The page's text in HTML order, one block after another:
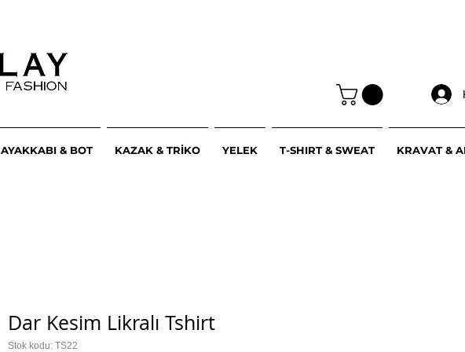
AYAKKABI & BOT KAZAK & TRİKO YELEK T-SHIRT & SWEAT KRAVAT &
Dar Kesim Likralı Tshirt
Stok kodu: TS22